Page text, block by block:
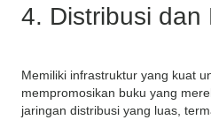
4. Distribusi dan
Memiliki infrastruktur yang kuat
mempromosikan buku yang
jaringan distribusi yang luas,